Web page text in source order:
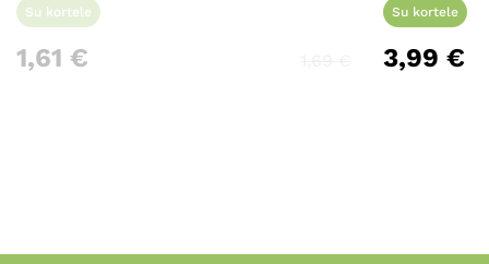
Su kortele
1,61 €
Su kortele
3,99 €